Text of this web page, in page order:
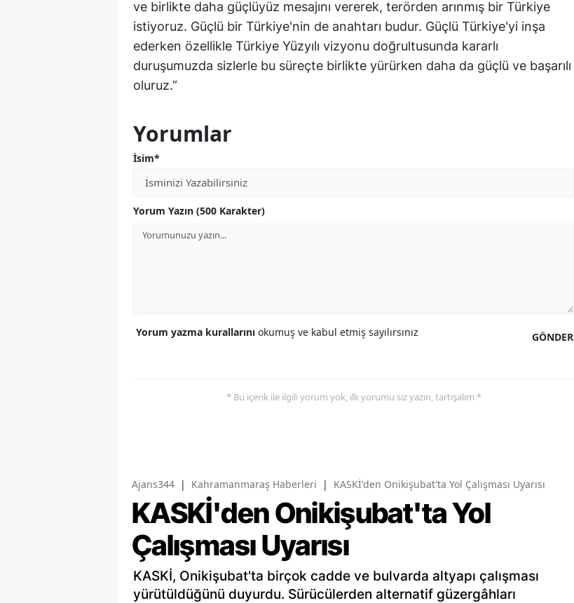
ve birlikte daha güçlüyüz mesajını vererek, terörden arınmış bir Türkiye
istiyoruz. Güçlü bir Türkiye'nin de anahtarı budur. Güçlü Türkiye'yi inşa
ederken özellikle Türkiye Yüzyılı vizyonu doğrultusunda kararlı
duruşumuzda sizlerle bu süreçte birlikte yürürken daha da güçlü ve başarılı
oluruz.”
Yorumlar
İsim*
Yorum Yazın (500 Karakter)
GÖNDER
Yorum yazma kurallarını okumuş ve kabul etmiş sayılırsınız
* Bu içerik ile ilgili yorum yok, ilk yorumu siz yazın, tartışalım *
Ajans344 | Kahramanmaraş Haberleri | KASKİ'den Onikişubat'ta Yol Çalışması Uyarısı
KASKİ'den Onikişubat'ta Yol
Çalışması Uyarısı
KASKİ, Onikişubat'ta birçok cadde ve bulvarda altyapı çalışması
yürütüldüğünü duyurdu. Sürücülerden alternatif güzergâhları